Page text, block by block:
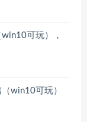
可玩），
win10可玩）